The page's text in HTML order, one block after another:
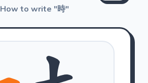
How to write "時"